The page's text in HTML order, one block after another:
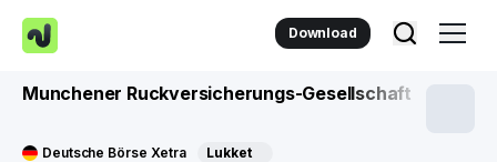
Download
Munchener Ruckversicherungs-Gesellschaft
Deutsche Börse Xetra Lukket